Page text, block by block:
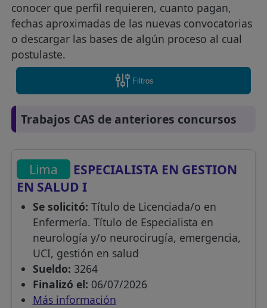
conocer que perfil requieren, cuanto pagan,
fechas aproximadas de las nuevas convocatorias
o descargar las bases de algún proceso al cual
postulaste.
Filtros
Trabajos CAS de anteriores concursos
Lima
ESPECIALISTA EN GESTION
EN SALUD I
Se solicitó: Título de Licenciada/o en
Enfermería. Título de Especialista en
neurología y/o neurocirugía, emergencia,
UCI, gestión en salud
Sueldo: 3264
Finalizó el: 06/07/2026
Más información